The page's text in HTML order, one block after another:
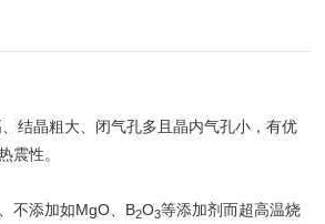
结晶粗大、闭气孔多且晶内气孔小，有优
震性。
不添加如MgO、B2O3等添加剂而超高温烧